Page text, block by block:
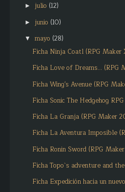
► julio (12)
► junio (10)
▼ mayo (28)
Ficha Ninja Coatl (RPG Maker
Ficha Love of Dreams... (RPG
Ficha Wing's Avenue (RPG
Ficha Sonic The Hedgehog
Ficha La Granja (RPG Maker
Ficha La Aventura Imposible
Ficha Ronin Sword (RPG
Ficha Topo`s adventure and
Ficha Expedición hacia un